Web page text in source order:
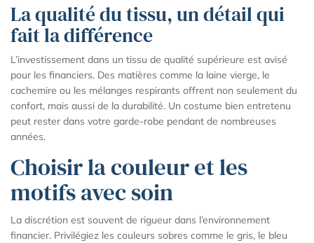
La qualité du tissu, un détail qui
fait la différence
L’investissement dans un tissu de qualité supérieure est avisé
pour les financiers. Des matières comme la laine vierge, le
cachemire ou les mélanges respirants offrent non seulement du
confort, mais aussi de la durabilité. Un costume bien entretenu
peut rester dans votre garde-robe pendant de nombreuses
années.
Choisir la couleur et les
motifs avec soin
La discrétion est souvent de rigueur dans l’environnement
financier. Privilégiez les couleurs sobres comme le gris, le bleu